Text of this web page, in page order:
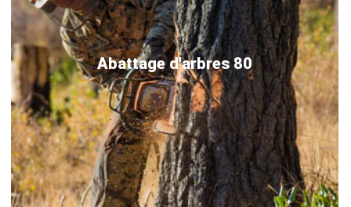
Abattage d'arbres 80